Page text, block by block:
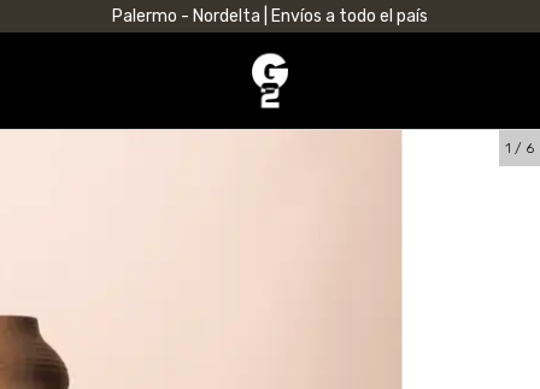
Palermo - Nordelta | Envíos a todo el país
1 / 6